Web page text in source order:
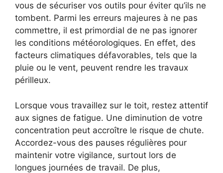
vous de sécuriser vos outils pour éviter qu’ils ne
tombent. Parmi les erreurs majeures à ne pas
commettre, il est primordial de ne pas ignorer
les conditions météorologiques. En effet, des
facteurs climatiques défavorables, tels que la
pluie ou le vent, peuvent rendre les travaux
périlleux.
Lorsque vous travaillez sur le toit, restez attentif
aux signes de fatigue. Une diminution de votre
concentration peut accroître le risque de chute.
Accordez-vous des pauses régulières pour
maintenir votre vigilance, surtout lors de
longues journées de travail. De plus,